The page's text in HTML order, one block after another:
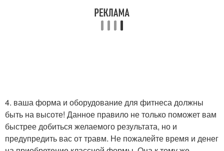
4. ваша форма и оборудование для фитнеса должны
быть на высоте! Данное правило не только поможет вам
быстрее добиться желаемого результата, но и
предупредить вас от травм. Не пожалейте время и денег